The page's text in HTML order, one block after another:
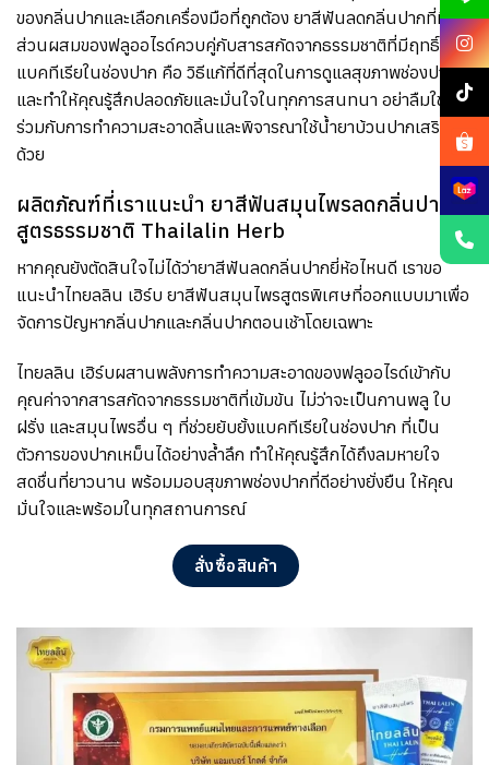
ของกลิ่นปากและเลือกเครื่องมือที่ถูกต้อง ยาสีฟันลดกลิ่นปากที่มี
ส่วนผสมของฟลูออไรด์ควบคู่กับสารสกัดจากธรรมชาติที่มีฤทธิ์ต้าน
แบคทีเรียในช่องปาก คือ วิธีแก้ที่ดีที่สุดในการดูแลสุขภาพช่องปาก
และทำให้คุณรู้สึกปลอดภัยและมั่นใจในทุกการสนทนา อย่าลืมใช้
ร่วมกับการทำความสะอาดลิ้นและพิจารณาใช้น้ำยาบ้วนปากเสริม
ด้วย
ผลิตภัณฑ์ที่เราแนะนำ ยาสีฟันสมุนไพรลดกลิ่นปาก
สูตรธรรมชาติ Thailalin Herb
หากคุณยังตัดสินใจไม่ได้ว่ายาสีฟันลดกลิ่นปากยี่ห้อไหนดี เราขอ
แนะนำไทยลลิน เฮิร์บ ยาสีฟันสมุนไพรสูตรพิเศษที่ออกแบบมาเพื่อ
จัดการปัญหากลิ่นปากและกลิ่นปากตอนเช้าโดยเฉพาะ
ไทยลลิน เฮิร์บผสานพลังการทำความสะอาดของฟลูออไรด์เข้ากับ
คุณค่าจากสารสกัดจากธรรมชาติที่เข้มข้น ไม่ว่าจะเป็นกานพลู ใบ
ฝรั่ง และสมุนไพรอื่น ๆ ที่ช่วยยับยั้งแบคทีเรียในช่องปาก ที่เป็น
ตัวการของปากเหม็นได้อย่างล้ำลึก ทำให้คุณรู้สึกได้ถึงลมหายใจ
สดชื่นที่ยาวนาน พร้อมมอบสุขภาพช่องปากที่ดีอย่างยั่งยืน ให้คุณ
มั่นใจและพร้อมในทุกสถานการณ์
สั่งซื้อสินค้า